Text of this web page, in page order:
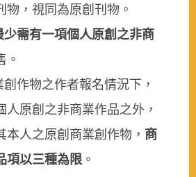
物，視同為原創刊物。
少需有一項個人原創之非商
。
作物之作者報名情況下，
人原創之非商業作品之外，
本人之原創商業創作物， 商
項以三種為限 。